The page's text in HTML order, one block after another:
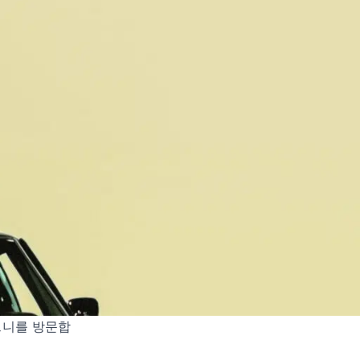
를 방문합